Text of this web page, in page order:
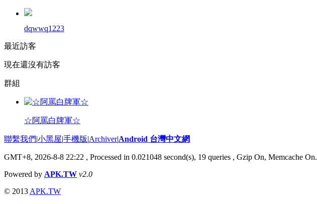
dqwwq1223
最近訪客
現在還沒有訪客
群組
☆阿罵白牌軍☆
聯繫我們|小黑屋|手機版|Archiver|Android 台灣中文網
GMT+8, 2026-8-8 22:22 , Processed in 0.021048 second(s), 19 queries , Gzip On, Memcache On.
Powered by APK.TW v2.0
© 2013 APK.TW